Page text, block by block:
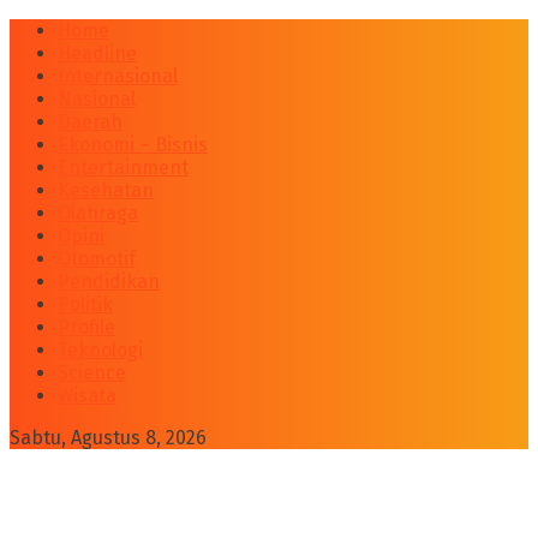
Internasional
Ekonomi – Bisnis
Entertainment
Sabtu, Agustus 8, 2026